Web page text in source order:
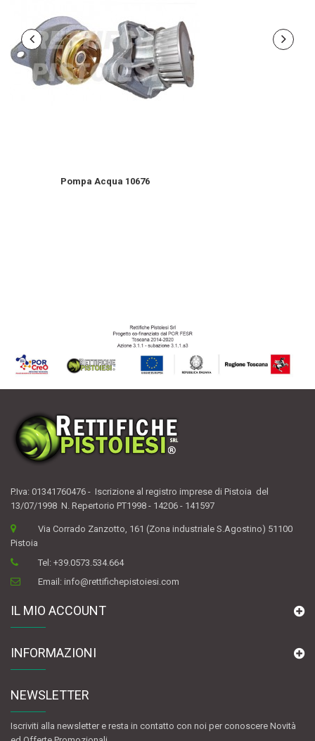
Pompa Acqua 10676
P.Iva: 01341760476 - Iscrizione al registro imprese di Pistoia del
13/07/1998 N. Repertorio PT1998 - 14206 - 141597
Via Corrado Zanzotto, 161 (Zona industriale S.Agostino) 51100
Pistoia
Tel:+39.0573.534.664
Email:info@rettifichepistoiesi.com
IL MIO ACCOUNT
INFORMAZIONI
NEWSLETTER
Iscriviti alla newsletter e resta in contatto con noi per conoscere Novità